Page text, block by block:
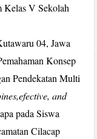
Kelas V Sekolah
04, Jawa
Konsep
Pendekatan Multi
and
pada Siswa
Cilacap